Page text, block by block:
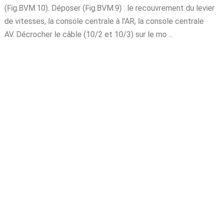
(Fig.BVM.10). Déposer (Fig.BVM.9) : le recouvrement du levier
de vitesses, la console centrale à l'AR, la console centrale
AV. Décrocher le câble (10/2 et 10/3) sur le mo ...